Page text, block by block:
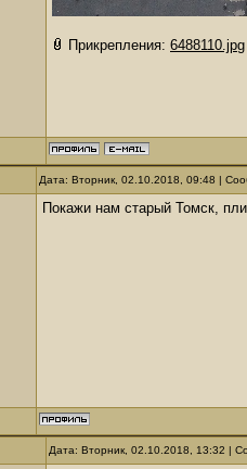
Прикрепления: 6488110.jpg
Дата: Вторник, 02.10.2018, 09:48 |
Покажи нам старый Томск,
Дата: Вторник, 02.10.2018, 13:32 |